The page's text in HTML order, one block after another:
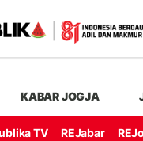
KABAR JOGJA
TV REJabar